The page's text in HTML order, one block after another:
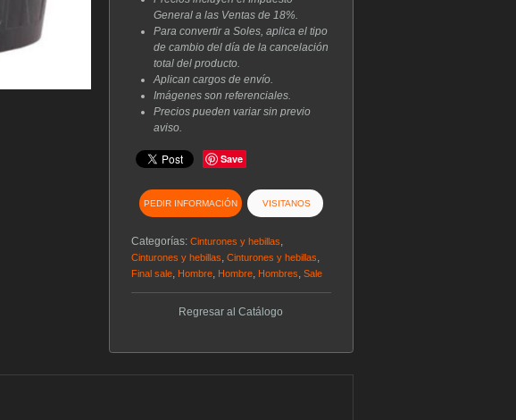
General a las Ventas de 18%.
Para convertir a Soles, aplica el tipo
de cambio del día de la cancelación
total del producto.
Aplican cargos de envío.
Imágenes son referenciales.
Precios pueden variar sin previo
aviso.
Save
PEDIR INFORMACIÓN VISITANOS
Categorías: Cinturones y hebillas
Cinturones y hebillas Cinturones y hebillas
Final sale, Hombre, Hombre, Hombres Sale
Regresar al Catálogo